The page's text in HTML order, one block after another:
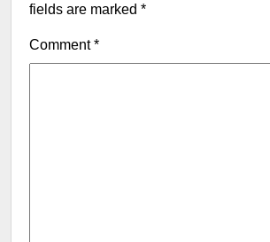
fields are marked *
Comment*